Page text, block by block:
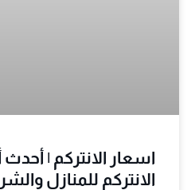
اسعار الانتركم |
الانتركم للمنازل